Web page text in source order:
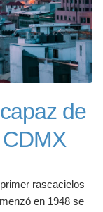
de
rascacielos
en 1948 se